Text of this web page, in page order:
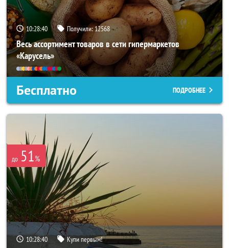
10:28:37 Получили:12568
Весь ассортимент товаров в сети гипермаркетов
«Карусель»
Бесплатно ПОДРОБНЕЕ
до 51%
10:28:37 Купи первым!